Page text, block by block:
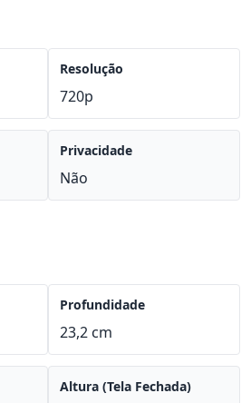
Resolução
720p
Privacidade
Não
Profundidade
23,2 cm
Altura (Tela Fechada)